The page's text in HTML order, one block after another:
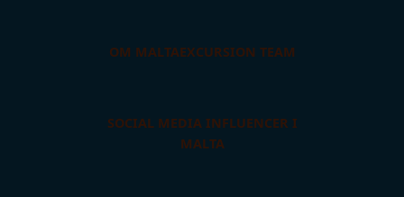
OM MALTAEXCURSION TEAM
SOCIAL MEDIA INFLUENCER I
MALTA